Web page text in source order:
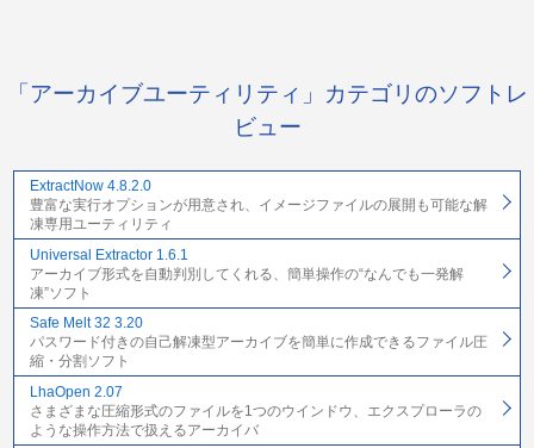
「アーカイブユーティリティ」カテゴリのソフトレ
ビュー
ExtractNow 4.8.2.0
豊富な実行オプションが用意され、イメージファイルの展開も可能な解
凍専用ユーティリティ
Universal Extractor 1.6.1
アーカイブ形式を自動判別してくれる、簡単操作の“なんでも一発解
凍”ソフト
Safe Melt 32 3.20
パスワード付きの自己解凍型アーカイブを簡単に作成できるファイル圧
縮・分割ソフト
LhaOpen 2.07
さまざまな圧縮形式のファイルを1つのウインドウ、エクスプローラの
ような操作方法で扱えるアーカイバ